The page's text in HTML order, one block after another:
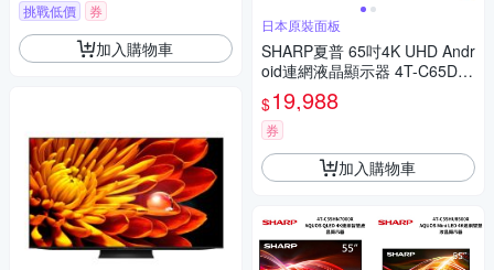
挑戰低價
券
加入購物車
日本原裝面板
SHARP夏普 65吋4K UHD Andr
oid連網液晶顯示器 4T-C65DJ1
$19,988
券
加入購物車